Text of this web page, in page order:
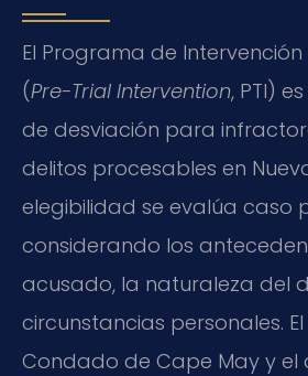
El Programa de Intervención
(Pre-Trial Intervention, PTI)
de desviación para
delitos procesables en
elegibilidad se evalúa caso
considerando los
acusado, la naturaleza del
circunstancias personales.
Condado de Cape May y el